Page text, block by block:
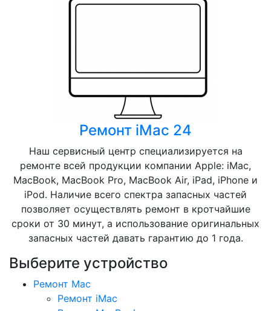
Ремонт iMac 24
Наш сервисный центр специализируется на
ремонте всей продукции компании Apple: iMac,
MacBook, MacBook Pro, MacBook Air, iPad, iPhone и
iPod. Наличие всего спектра запасных частей
позволяет осуществлять ремонт в кротчайшие
сроки от 30 минут, а использование оригинальных
запасных частей давать гарантию до 1 года.
Выберите устройство
Ремонт Mac
Ремонт iMac